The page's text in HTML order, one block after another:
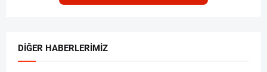
DIĞER HABERLERIMIZ